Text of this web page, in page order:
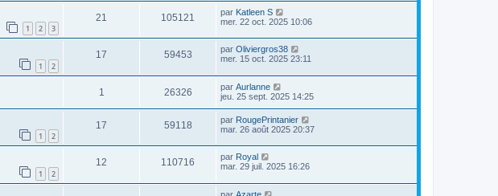
1 2 3
21 105121 par Katleen S
mer. 22 oct. 2025 10:06
1 2
17 59453 par Oliviergros38
mer. 15 oct. 2025 23:11
1 26326 par Aurlanne
jeu. 25 sept. 2025 14:25
1 2
17 59118 par RougePrintanier
mar. 26 août 2025 20:37
1 2
12 110716 par Royal
mar. 29 juil. 2025 16:26